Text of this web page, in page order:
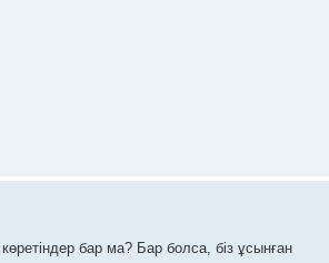
бар ма? Бар болса, біз ұсынған